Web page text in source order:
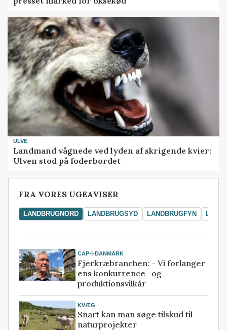
ULVE
Landmand vågnede ved lyden af skrigende kvier:
Ulven stod på foderbordet
FRA VORES UGEAVISER
LANDBRUGNORD LANDBRUGSYD LANDBRUGFYN
CAP-I-DANMARK
Fjerkræbranchen: - Vi forlanger
ens konkurrence- og
produktionsvilkår
KVÆG
Snart kan man søge tilskud til
naturprojekter